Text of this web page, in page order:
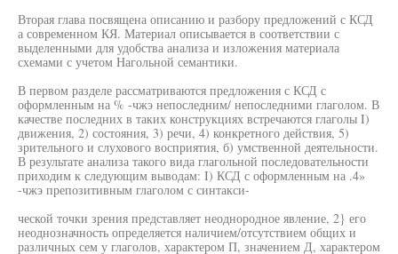
Вторая глава посвящена описанию и разбору предложений с КСД
а современном КЯ. Материал описывается в соответствии с
выделенными для удобства анализа и изложения материала
схемами с учетом Нагольной семантики.
В первом разделе рассматриваются предложения с КСД с
оформленным на % -чжэ непоследним/ непоследними глаголом. В
качестве последних в таких конструкциях встречаются глаголы I)
движения, 2) состояния, 3) речи, 4) конкретного действия, 5)
зрительного и слухового восприятия, б) умственной деятельности.
В результате анализа такого вида глагольной последовательности
приходим к следующим выводам: I) КСД с оформленным на .4»
-чжэ препозитивным глаголом с синтакси-
ческой точки зрения представляет неоднородное явление, 2} его
неоднозначность определяется наличием/отсутствием общих и
различных сем у глаголов, характером П, значением Д, характером